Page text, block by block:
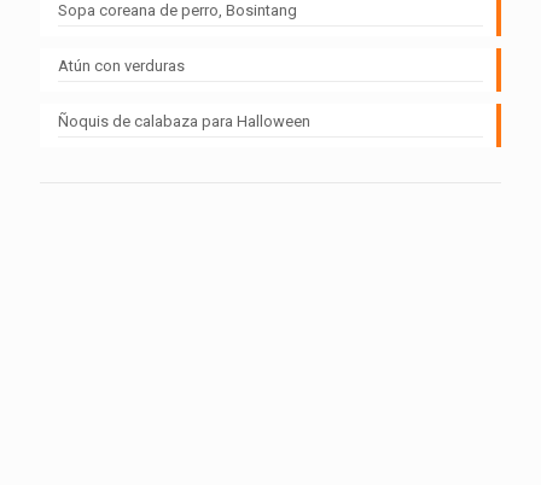
Sopa coreana de perro, Bosintang
Atún con verduras
Ñoquis de calabaza para Halloween